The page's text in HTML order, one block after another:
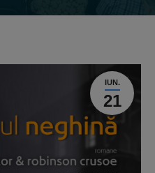
IUN.
21